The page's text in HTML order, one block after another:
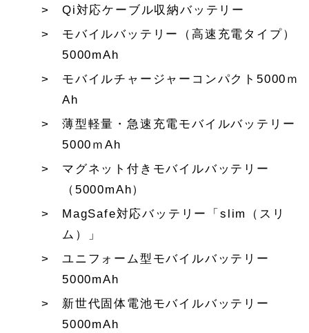
Qi対応ケーブル収納バッテリー
モバイルバッテリー（高速充電タイプ）
5000mAh
モバイルチャージャーコンパクト5000ｍ
Ah
薄型軽量・急速充電モバイルバッテリー
5000ｍAh
マグネット付きモバイルバッテリー
（5000mAh）
MagSafe対応バッテリー「slim（スリ
ム）」
ユニフォーム型モバイルバッテリー
5000mAh
新世代固体電池モバイルバッテリー
5000mAh